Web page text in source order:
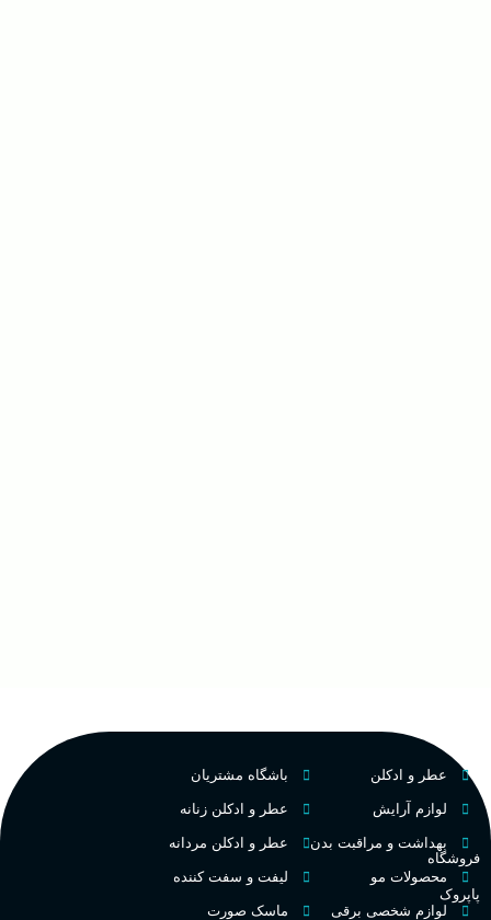
فروشگاه
پاپروک
عطر و ادکلن
لوازم آرایش
بهداشت و مراقبت بدن
محصولات مو
لوازم شخصی برقی
باشگاه مشتریان
عطر و ادکلن زنانه
عطر و ادکلن مردانه
لیفت و سفت کننده
ماسک صورت